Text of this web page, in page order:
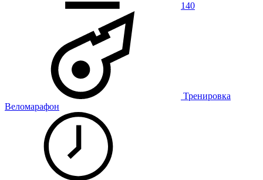
140
Тренировка
Веломарафон